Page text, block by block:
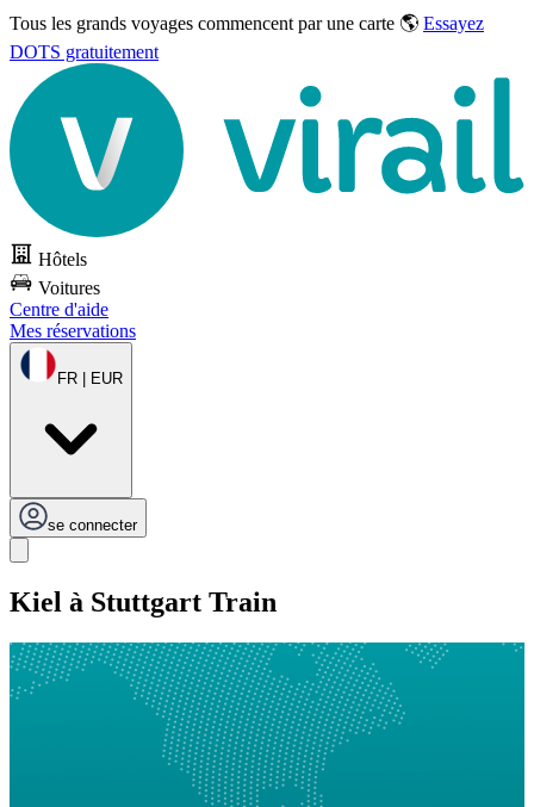
Tous les grands voyages commencent par une carte 🌎 Essayez
DOTS gratuitement
Hôtels
Voitures
Centre d'aide
Mes réservations
FR | EUR
se connecter
Kiel à Stuttgart Train